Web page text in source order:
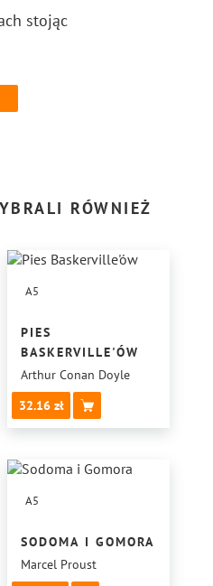
stojąc
RÓWNIEŻ
A5
PIES
BASKERVILLE'ÓW
Arthur Conan Doyle
32.16
A5
SODOMA I GOMORA
Marcel Proust